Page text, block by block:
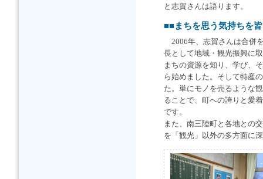
と志賀さんは語ります。
■■まちを思う気持ちを
2006年、志賀さんは合併
長として地域・観光振興に
まちの資源を知り、学び、
ら始めました。そして特産
た。単にモノを売るような
ることで、町への誇りと愛
です。
また、南三陸町と各地との
を「観光」以外の多方面に